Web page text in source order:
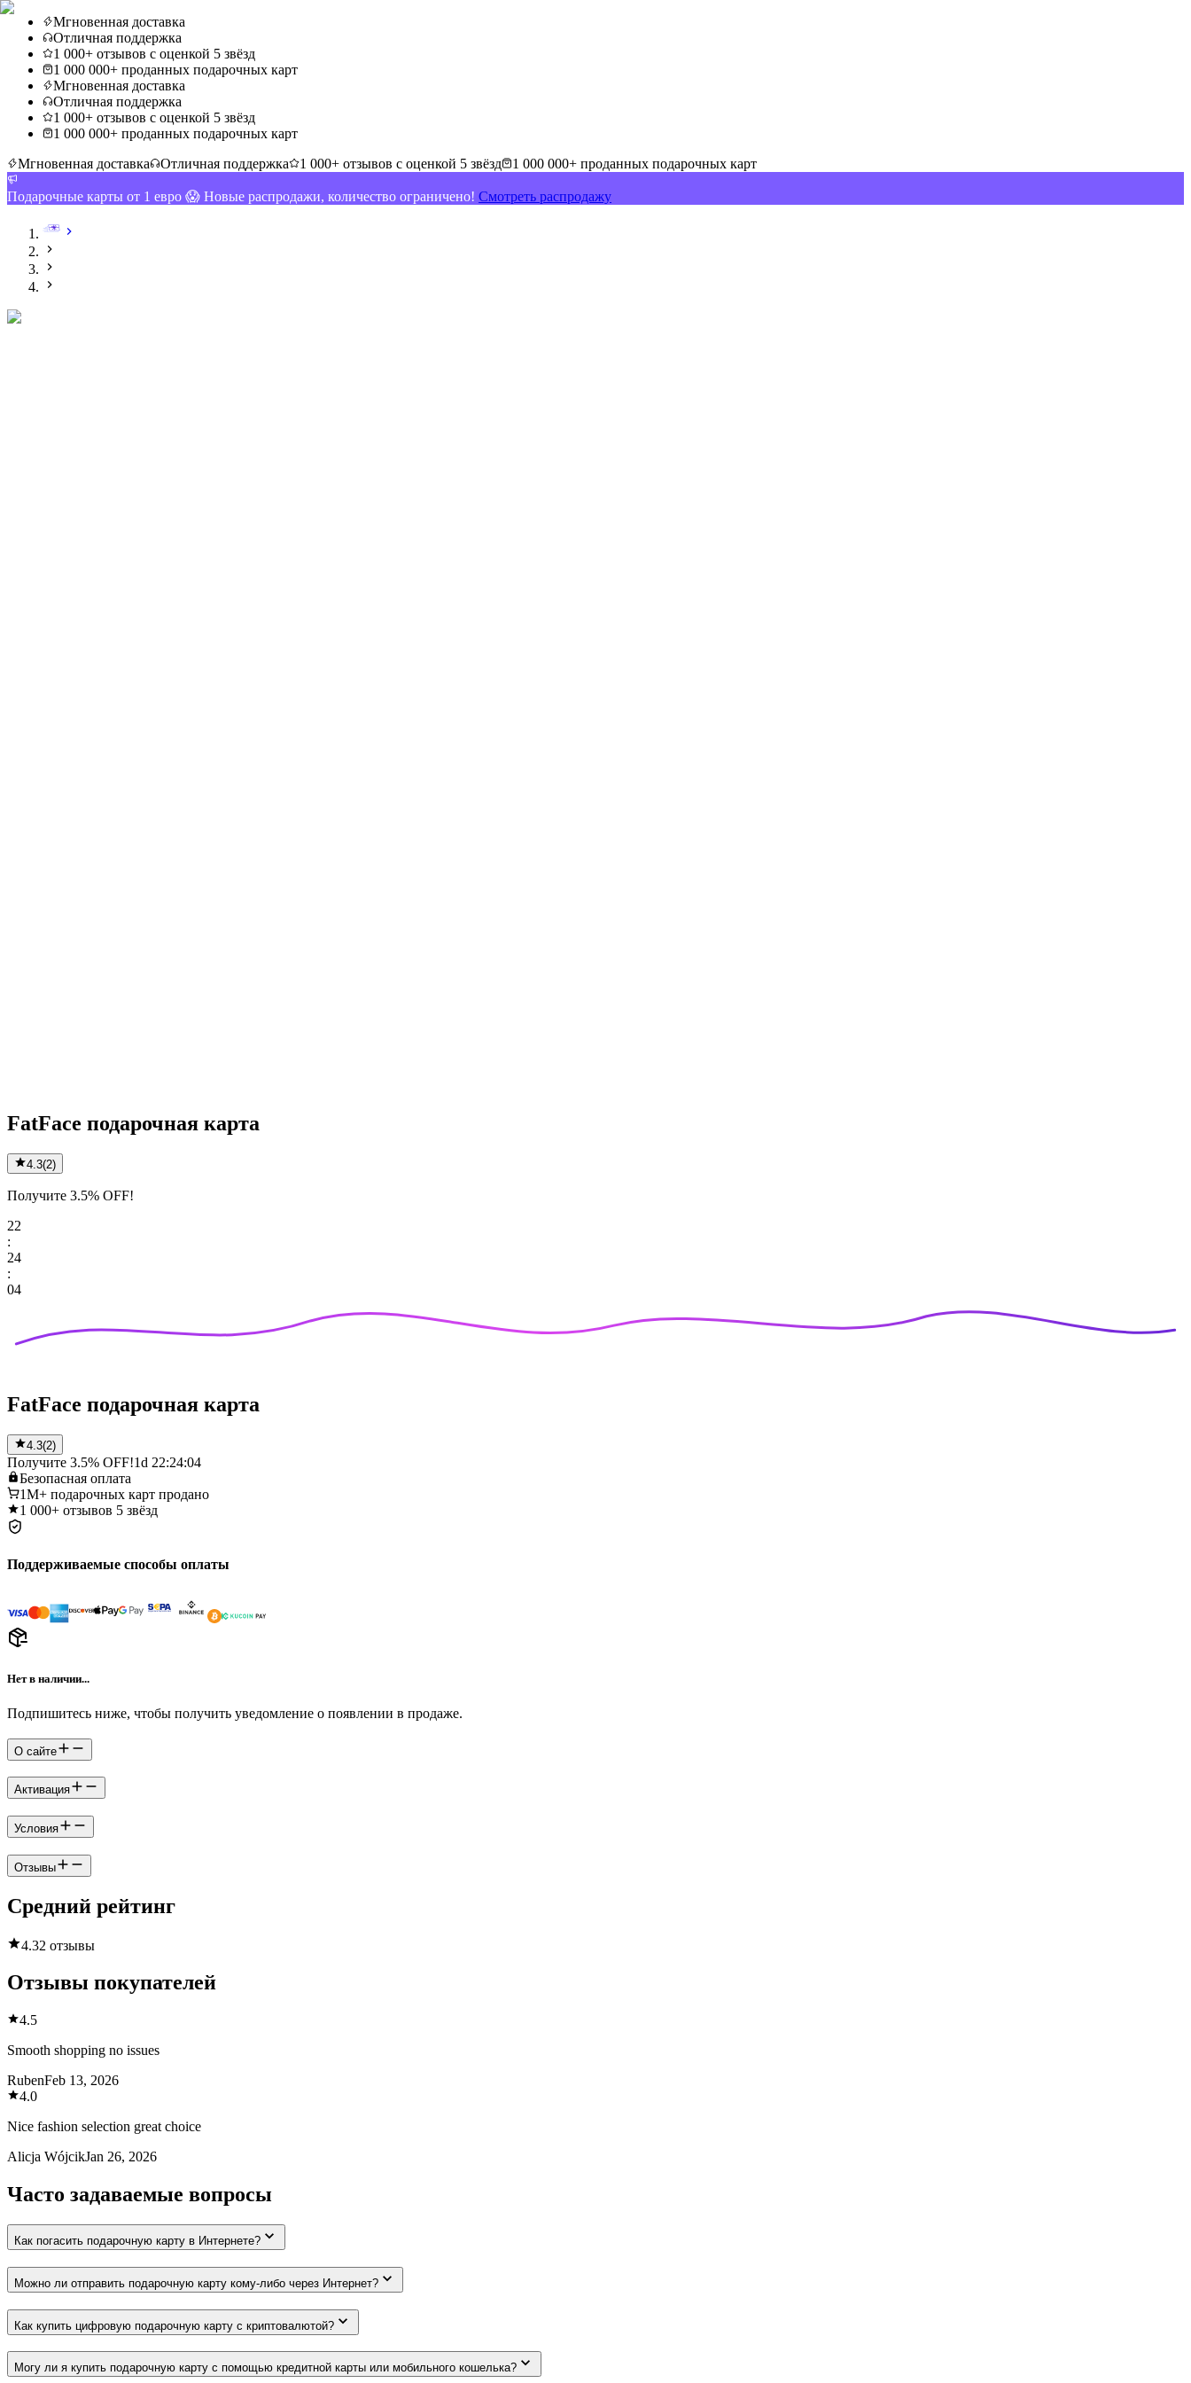
Мгновенная доставка
Отличная поддержка
1 000+ отзывов с оценкой 5 звёзд
1 000 000+ проданных подарочных карт
Мгновенная доставка
Отличная поддержка
1 000+ отзывов с оценкой 5 звёзд
1 000 000+ проданных подарочных карт
Мгновенная доставка
Отличная поддержка 1 000+ отзывов с оценкой 5 звёзд 1 000 000+ проданных подарочных карт
Подарочные карты от 1 евро 😱 Новые распродажи, количество ограничено! Смотреть распродажу
FatFace подарочная карта
4.3(2)
Получите 3.5% OFF!
22
:
24
:
04
FatFace подарочная карта
4.3(2)
Получите 3.5% OFF!1d 22:24:04
Безопасная оплата
1M+ подарочных карт продано
1 000+ отзывов 5 звёзд
Поддерживаемые способы оплаты
Нет в наличии...
Подпишитесь ниже, чтобы получить уведомление о появлении в продаже.
О сайте
Активация
Условия
Отзывы
Средний рейтинг
4.32 отзывы
Отзывы покупателей
4.5
Smooth shopping no issues
RubenFeb 13, 2026
4.0
Nice fashion selection great choice
Alicja WójcikJan 26, 2026
Часто задаваемые вопросы
Как погасить подарочную карту в Интернете?
Можно ли отправить подарочную карту кому-либо через Интернет?
Как купить цифровую подарочную карту с криптовалютой?
Могу ли я купить подарочную карту с помощью кредитной карты или мобильного кошелька?